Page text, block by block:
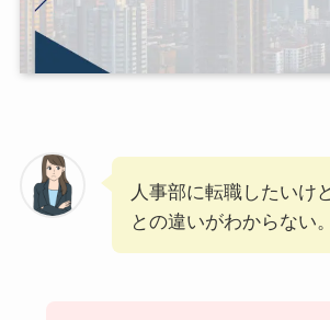
人事部に転職したいけ
との違いがわからない。